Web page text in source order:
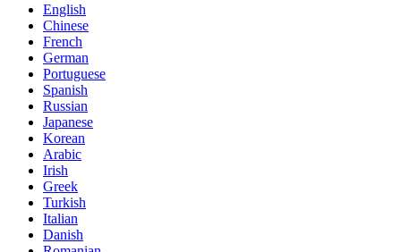
English
Chinese
French
German
Portuguese
Spanish
Russian
Japanese
Korean
Arabic
Irish
Greek
Turkish
Italian
Danish